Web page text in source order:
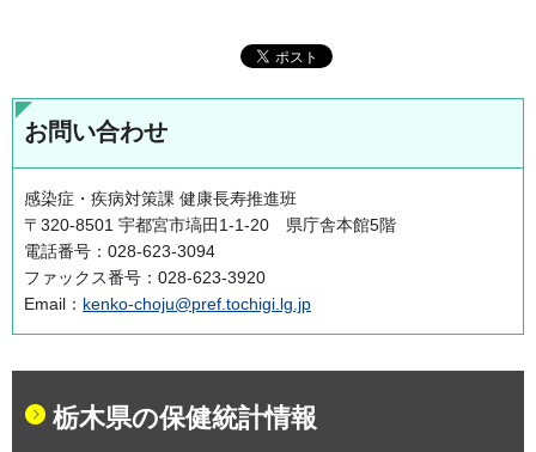
お問い合わせ
感染症・疾病対策課 健康長寿推進班
〒320-8501 宇都宮市塙田1-1-20 県庁舎本館5階
電話番号：028-623-3094
ファックス番号：028-623-3920
Email： kenko-choju@pref.tochigi.lg.jp
栃木県の保健統計情報